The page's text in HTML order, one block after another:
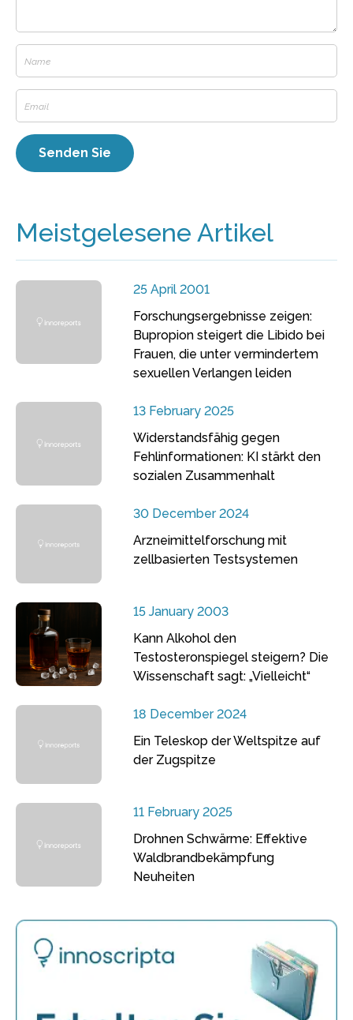
Meistgelesene Artikel
25 April 2001
Forschungsergebnisse zeigen:
Bupropion steigert die Libido bei
Frauen, die unter vermindertem
sexuellen Verlangen leiden
13 February 2025
Widerstandsfähig gegen
Fehlinformationen: KI stärkt den
sozialen Zusammenhalt
30 December 2024
Arzneimittelforschung mit
zellbasierten Testsystemen
15 January 2003
Kann Alkohol den
Testosteronspiegel steigern? Die
Wissenschaft sagt: „Vielleicht“
18 December 2024
Ein Teleskop der Weltspitze auf
der Zugspitze
11 February 2025
Drohnen Schwärme: Effektive
Waldbrandbekämpfung
Neuheiten